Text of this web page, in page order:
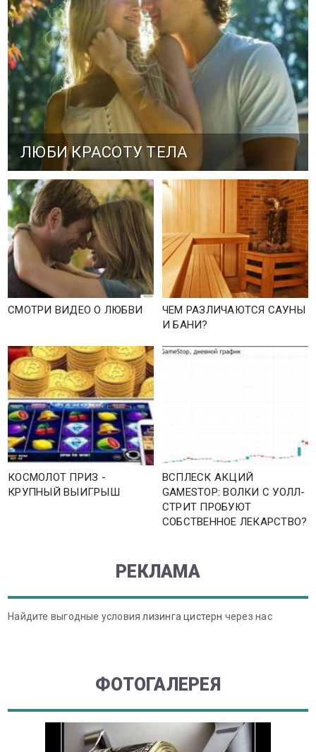
ЛЮБИ КРАСОТУ ТЕЛА
СМОТРИ ВИДЕО О ЛЮБВИ
ЧЕМ РАЗЛИЧАЮТСЯ САУНЫ
И БАНИ?
КОСМОЛОТ ПРИЗ -
КРУПНЫЙ ВЫИГРЫШ
ВСПЛЕСК АКЦИЙ
GAMESTOP: ВОЛКИ С УОЛЛ-
СТРИТ ПРОБУЮТ
СОБСТВЕННОЕ ЛЕКАРСТВО?
РЕКЛАМА
Найдите выгодные условия лизинга цистерн через нас
ФОТОГАЛЕРЕЯ